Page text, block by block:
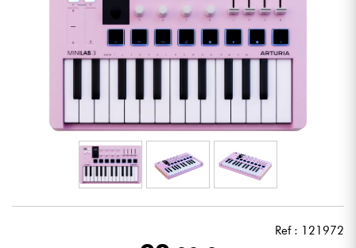
Synths & samplers
Mikros
Ref : 121972